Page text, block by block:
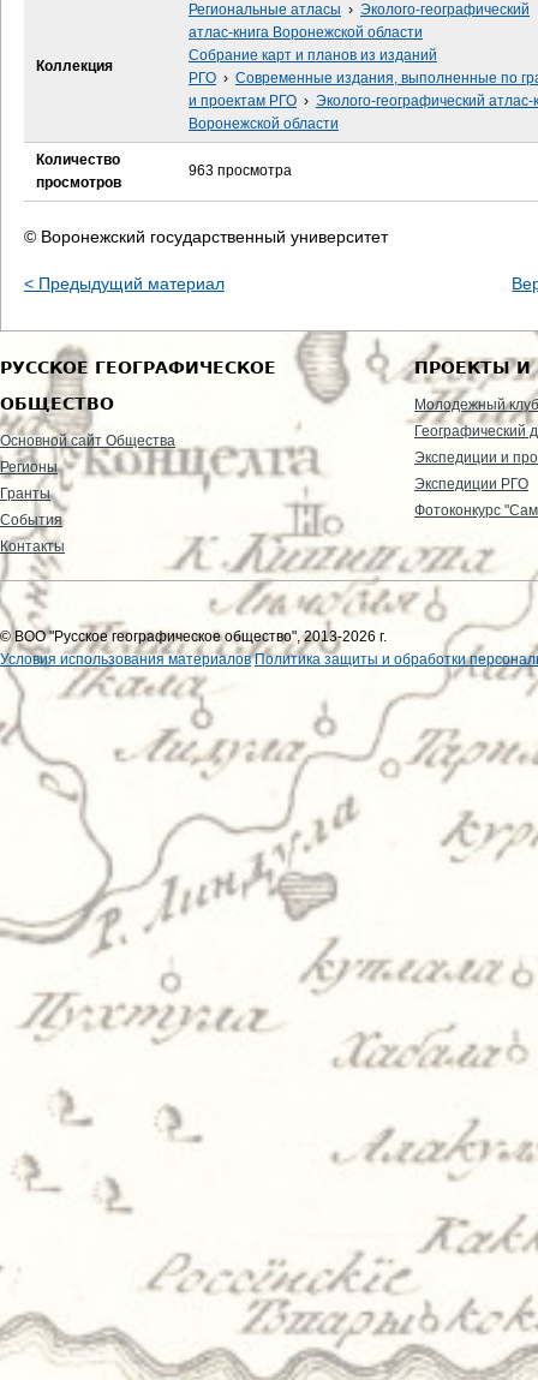
Коллекция
Региональные атласы › Эколого-географический
атлас-книга Воронежской области
Собрание карт и планов из изданий
РГО › Современные издания, выполненные по
и проектам РГО › Эколого-географический атлас-
Воронежской области
Количество
просмотров
963 просмотра
© Воронежский государственный университет
< Предыдущий материал
РУССКОЕ ГЕОГРАФИЧЕСКОЕ
ОБЩЕСТВО
Основной сайт Общества
Регионы
Гранты
События
Контакты
ПРОЕКТЫ И
Молодежный клуб
Географический
Экспедиции и
Экспедиции РГО
Фотоконкурс
© ВОО "Русское географическое общество", 2013-2026 г.
Условия использования материалов Политика защиты и обработки